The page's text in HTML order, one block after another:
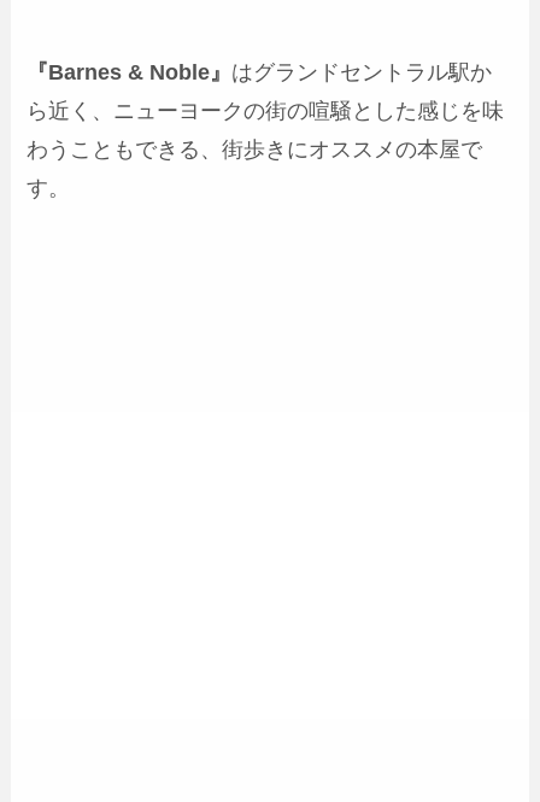
『Barnes & Noble』 はグランドセントラル駅か
ら近く、ニューヨークの街の喧騒とした感じを味
わうこともできる、街歩きにオススメの本屋で
す。